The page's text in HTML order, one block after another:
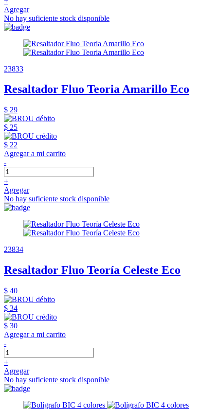
Agregar
No hay suficiente stock disponible
23833
Resaltador Fluo Teoria Amarillo Eco
$ 29
$ 25
$ 22
Agregar a mi carrito
-
+
Agregar
No hay suficiente stock disponible
23834
Resaltador Fluo Teoría Celeste Eco
$ 40
$ 34
$ 30
Agregar a mi carrito
-
+
Agregar
No hay suficiente stock disponible